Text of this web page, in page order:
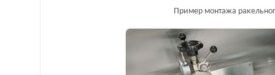
Пример монтажа